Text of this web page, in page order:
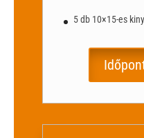
5 db 10×15-es